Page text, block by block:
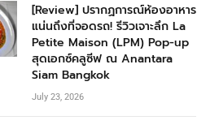
[Review] ปรากฏการณ์ห้องอาหาร
แน่นถึงที่จอดรถ! รีวิวเจาะลึก La
Petite Maison (LPM) Pop-up
สุดเอกซ์คลูซีฟ ณ Anantara
Siam Bangkok
July 23, 2026